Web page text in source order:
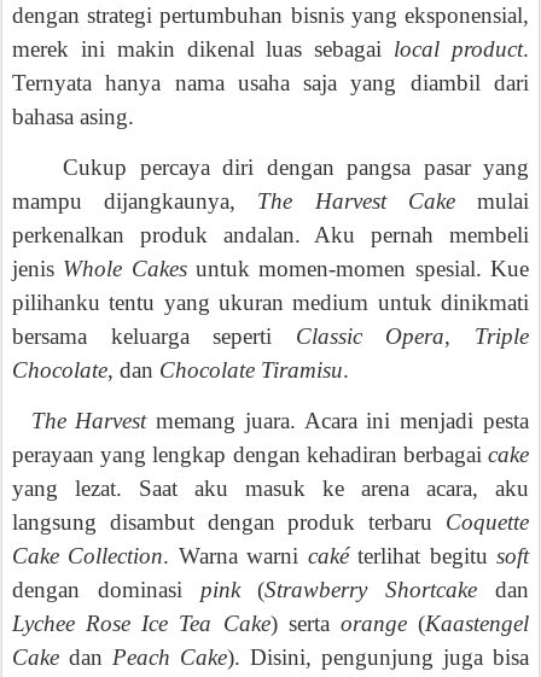
dengan strategi pertumbuhan bisnis yang eksponensial,
merek ini makin dikenal luas sebagai local product.
Ternyata hanya nama usaha saja yang diambil dari
bahasa asing.
Cukup percaya diri dengan pangsa pasar yang
mampu dijangkaunya, The Harvest Cakemulai
perkenalkan produk andalan. Aku pernah membeli
jenis Whole Cakesuntuk momen-momen spesial. Kue
pilihanku tentu yang ukuran medium untuk dinikmati
bersama keluarga seperti Classic Opera, Triple
Chocolate, dan Chocolate Tiramisu.
The Harvestmemang juara. Acara ini menjadi pesta
perayaan yang lengkap dengan kehadiran berbagai cake
yang lezat. Saat aku masuk ke arena acara, aku
langsung disambut dengan produk terbaru Coquette
Cake Collection. Warna warni cakéterlihat begitusoft
dengan dominasi pink(Strawberry Shortcake dan
Lychee Rose Ice Tea Cake) serta orange(Kaastengel
Cake dan Peach Cake). Disini, pengunjung juga bisa